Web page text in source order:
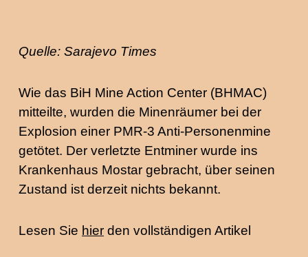
Quelle: Sarajevo Times
Wie das BiH Mine Action Center (BHMAC)
mitteilte, wurden die Minenräumer bei der
Explosion einer PMR-3 Anti-Personenmine
getötet. Der verletzte Entminer wurde ins
Krankenhaus Mostar gebracht, über seinen
Zustand ist derzeit nichts bekannt.
Lesen Sie hier den vollständigen Artikel